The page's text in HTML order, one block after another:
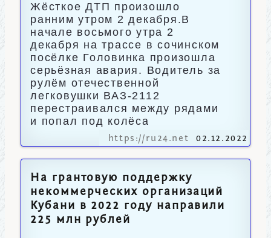
Жёсткое ДТП произошло
ранним утром 2 декабря.В
начале восьмого утра 2
декабря на трассе в сочинском
посёлке Головинка произошла
серьёзная авария. Водитель за
рулём отечественной
легковушки ВАЗ-2112
перестраивался между рядами
и попал под колёса
https://ru24.net 02.12.2022
На грантовую поддержку
некоммерческих организаций
Кубани в 2022 году направили
225 млн рублей